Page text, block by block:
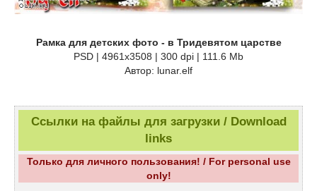
Рамка для детских фото - в Тридевятом царстве
PSD | 4961х3508 | 300 dpi | 111.6 Mb
Автор: lunar.elf
Ссылки на файлы для загрузки / Download
links
Только для личного пользования! / For personal use
only!